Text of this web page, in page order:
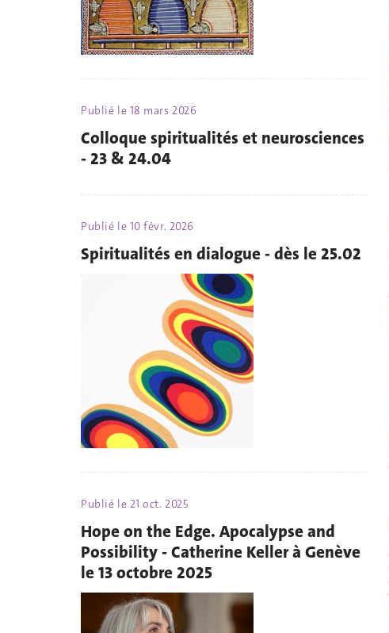
Publié le 18 mars 2026
Colloque spiritualités et neurosciences
- 23 & 24.04
Publié le 10 févr. 2026
Spiritualités en dialogue - dès le 25.02
Publié le 21 oct. 2025
Hope on the Edge. Apocalypse and
Possibility - Catherine Keller à Genève
le 13 octobre 2025